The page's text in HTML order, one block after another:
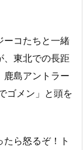
ーコたちと一緒
、東北での長距
鹿島アントラー
ゴメン」と頭を
ら怒るぞ！ト